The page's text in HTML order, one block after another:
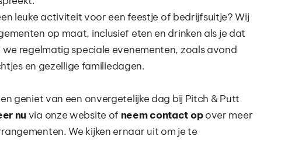
leuke activiteit voor een feestje of bedrijfsuitje? Wij
op maat, inclusief eten en drinken als je dat
regelmatig speciale evenementen, zoals avond
en gezellige familiedagen.
geniet van een onvergetelijke dag bij Pitch & Putt
nu via onze website of neem contactop over meer
We kijken ernaar uit om je te